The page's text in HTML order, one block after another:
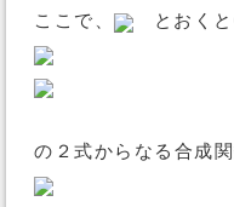
ここで、 とおく
の２式からなる合成